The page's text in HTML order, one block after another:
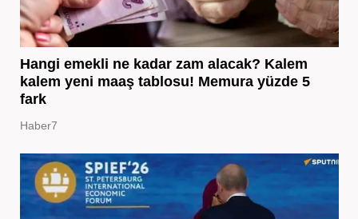
Hangi emekli ne kadar zam alacak? Kalem
kalem yeni maaş tablosu! Memura yüzde 5
fark
Haber7